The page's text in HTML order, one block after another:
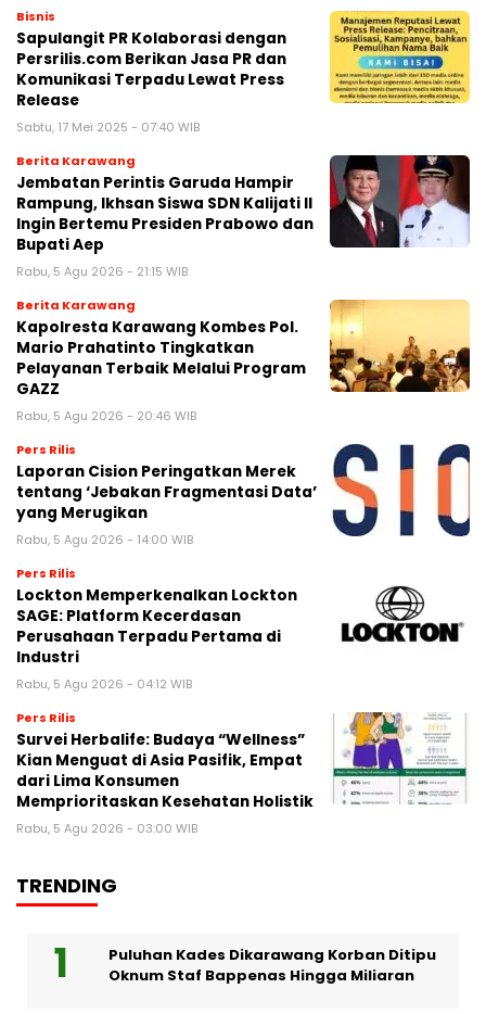
Bisnis
Sapulangit PR Kolaborasi dengan
Persrilis.com Berikan Jasa PR dan
Komunikasi Terpadu Lewat Press
Release
Sabtu, 17 Mei 2025 - 07:40 WIB
Berita Karawang
Jembatan Perintis Garuda Hampir
Rampung, Ikhsan Siswa SDN Kalijati II
Ingin Bertemu Presiden Prabowo dan
Bupati Aep
Rabu, 5 Agu 2026 - 21:15 WIB
Berita Karawang
Kapolresta Karawang Kombes Pol.
Mario Prahatinto Tingkatkan
Pelayanan Terbaik Melalui Program
GAZZ
Rabu, 5 Agu 2026 - 20:46 WIB
Pers Rilis
Laporan Cision Peringatkan Merek
tentang ‘Jebakan Fragmentasi Data’
yang Merugikan
Rabu, 5 Agu 2026 - 14:00 WIB
Pers Rilis
Lockton Memperkenalkan Lockton
SAGE: Platform Kecerdasan
Perusahaan Terpadu Pertama di
Industri
Rabu, 5 Agu 2026 - 04:12 WIB
Pers Rilis
Survei Herbalife: Budaya “Wellness”
Kian Menguat di Asia Pasifik, Empat
dari Lima Konsumen
Memprioritaskan Kesehatan Holistik
Rabu, 5 Agu 2026 - 03:00 WIB
TRENDING
Puluhan Kades Dikarawang Korban Ditipu
Oknum Staf Bappenas Hingga Miliaran